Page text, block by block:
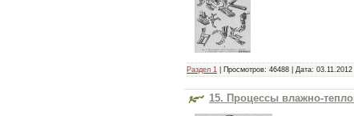
Раздел 1 | Просмотров: 46488 | Дата: 03.11.2012
15. Процессы влажно-